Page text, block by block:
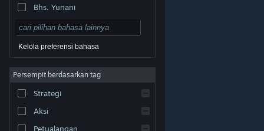
Undang. Semua merek dagang merupakan hak pemilik
Legal| Aksesibilitas
Pengembalian Dana
Bhs. Yunani
Kelola preferensi bahasa
Persempit berdasarkan tag
Strategi
Aksi
Petualangan